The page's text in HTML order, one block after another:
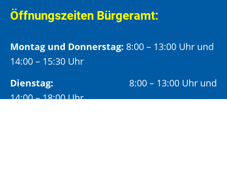
Öffnungszeiten Bürgeramt:
Montag und Donnerstag: 8:00 – 13:00 Uhr und
14:00 – 15:30 Uhr
Dienstag: 8:00 – 13:00 Uhr und
14:00 – 18:00 Uhr